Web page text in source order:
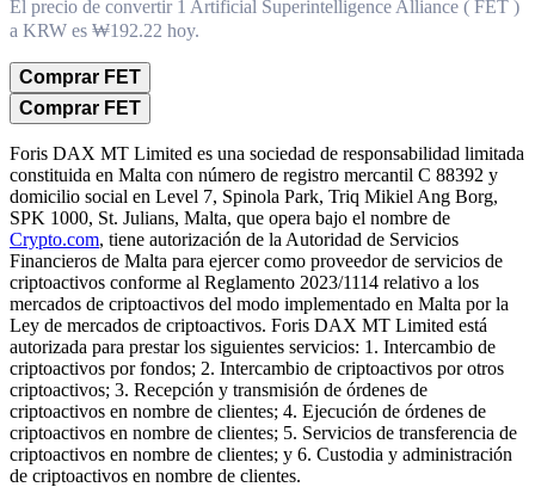
El precio de convertir 1 Artificial Superintelligence Alliance ( FET )
a KRW es ₩192.22 hoy.
Comprar FET
Comprar FET
Foris DAX MT Limited es una sociedad de responsabilidad limitada
constituida en Malta con número de registro mercantil C 88392 y
domicilio social en Level 7, Spinola Park, Triq Mikiel Ang Borg,
SPK 1000, St. Julians, Malta, que opera bajo el nombre de
Crypto.com, tiene autorización de la Autoridad de Servicios
Financieros de Malta para ejercer como proveedor de servicios de
criptoactivos conforme al Reglamento 2023/1114 relativo a los
mercados de criptoactivos del modo implementado en Malta por la
Ley de mercados de criptoactivos. Foris DAX MT Limited está
autorizada para prestar los siguientes servicios: 1. Intercambio de
criptoactivos por fondos; 2. Intercambio de criptoactivos por otros
criptoactivos; 3. Recepción y transmisión de órdenes de
criptoactivos en nombre de clientes; 4. Ejecución de órdenes de
criptoactivos en nombre de clientes; 5. Servicios de transferencia de
criptoactivos en nombre de clientes; y 6. Custodia y administración
de criptoactivos en nombre de clientes.